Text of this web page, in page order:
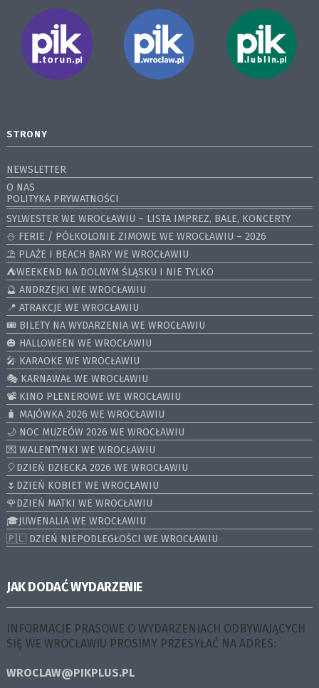
STRONY
NEWSLETTER
O NAS
POLITYKA PRYWATNOŚCI
SYLWESTER WE WROCŁAWIU – LISTA IMPREZ, BALE, KONCERTY
⛄️ FERIE / PÓŁKOLONIE ZIMOWE WE WROCŁAWIU – 2026
⛱️ PLAŻE I BEACH BARY WE WROCŁAWIU
⛺️WEEKEND NA DOLNYM ŚLĄSKU I NIE TYLKO
🔮 ANDRZEJKI WE WROCŁAWIU
📍 ATRAKCJE WE WROCŁAWIU
🎟️ BILETY NA WYDARZENIA WE WROCŁAWIU
🎃 HALLOWEEN WE WROCŁAWIU
🎤 KARAOKE WE WROCŁAWIU
🎭 KARNAWAŁ WE WROCŁAWIU
📽️ KINO PLENEROWE WE WROCŁAWIU
🧳 MAJÓWKA 2026 WE WROCŁAWIU
🌙 NOC MUZEÓW 2026 WE WROCŁAWIU
💌 WALENTYNKI WE WROCŁAWIU
🎈DZIEŃ DZIECKA 2026 WE WROCŁAWIU
🌷DZIEŃ KOBIET WE WROCŁAWIU
🌹DZIEŃ MATKI WE WROCŁAWIU
🎓JUWENALIA WE WROCŁAWIU
🇵🇱 DZIEŃ NIEPODLEGŁOŚCI WE WROCŁAWIU
JAK DODAĆ WYDARZENIE
INFORMACJE PRASOWE O WYDARZENIACH ODBYWAJĄCYCH
SIĘ WE WROCŁAWIU PROSIMY PRZESYŁAĆ NA ADRES:
WROCLAW@PIKPLUS.PL